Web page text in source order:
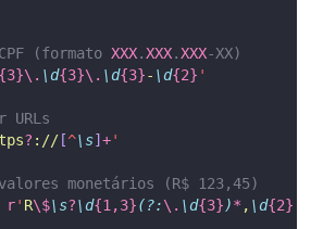
(formato XXX.XXX.XXX-XX)
\d{3}\. \d{3}- \d{2} '
URLs
? ://[^\s] +'
monetários (R$ 123,45)
r' R\$\s?\d{1,3}(?:\. \d{3})* , \d{2}